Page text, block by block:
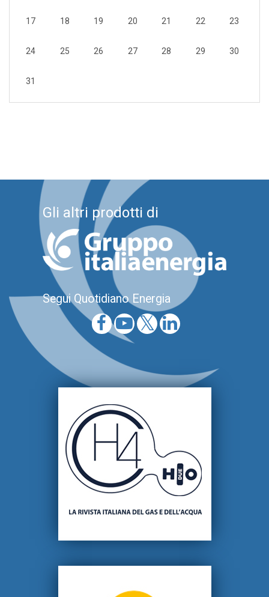
17 18 19 20 21 22 23
24 25 26 27 28 29 30
31
Gli altri prodotti di
Segui Quotidiano Energia